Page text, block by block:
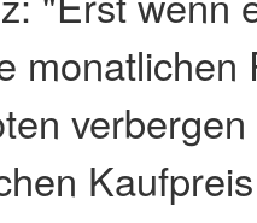
monatlichen